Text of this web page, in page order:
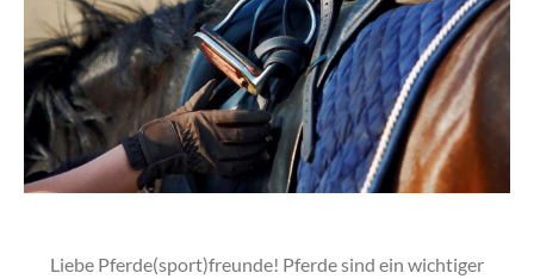
Liebe Pferde(sport)freunde! Pferde sind ein wichtiger